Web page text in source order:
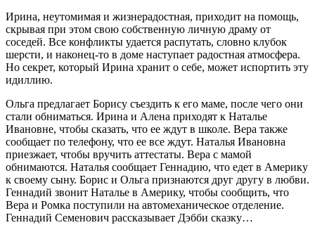
Ирина, неутомимая и жизнерадостная, приходит на помощь,
скрывая при этом свою собственную личную драму от
соседей. Все конфликты удается распутать, словно клубок
шерсти, и наконец-то в доме наступает радостная атмосфера.
Но секрет, который Ирина хранит о себе, может испортить эту
идиллию.
Ольга предлагает Борису съездить к его маме, после чего они
стали обниматься. Ирина и Алена приходят к Наталье
Ивановне, чтобы сказать, что ее ждут в школе. Вера также
сообщает по телефону, что ее все ждут. Наталья Ивановна
приезжает, чтобы вручить аттестаты. Вера с мамой
обнимаются. Наталья сообщает Геннадию, что едет в Америку
к своему сыну. Борис и Ольга признаются друг другу в любви.
Геннадий звонит Наталье в Америку, чтобы сообщить, что
Вера и Ромка поступили на автомеханическое отделение.
Геннадий Семенович рассказывает Дэбби сказку…